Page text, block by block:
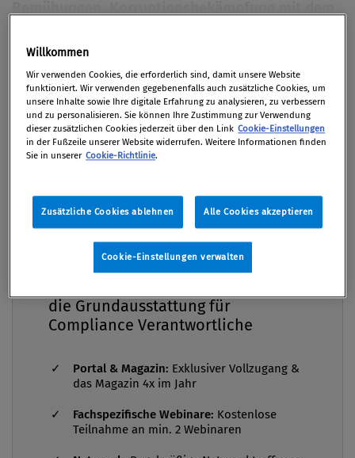
beide Themen gehören untrennbar zusammen.
VonMag. Martin Kreutner MSc
03. September 2020 / Erschienen in Compliance
Praxis 3/2020, S. 36
Der angesehene südafrikanische Richter Richard
Goldstone, erster Chefankläger des Internationalen
Straftribunals für das frühere Jugoslawien (ICTY)1
und alsdann desjenigen für Ruanda (ICTR)2 hat es
Mitte April des heurigen Jahres so formuliert: „Es
gibt wenig gesicherte Erkenntnisse über das
Coronavirus, und wir sind Richter und keine
können, ist die Tatsache, dass die Antwort auf die
eine Gel...
Compliance Praxis Premium
die Grundausstattung für
Compliance Verantwortliche
Portal & Magazin: Exklusiver Vollzugang &
das Magazin 4x im Jahr
Fachspezifische Webinare: Kostenlose
Teilnahme an min. 2 Webinaren
Willkommen
Wir verwenden Cookies, die erforderlich sind, damit unsere Website
funktioniert. Wir verwenden gegebenenfalls auch zusätzliche Cookies, um
unsere Inhalte sowie Ihre digitale Erfahrung zu analysieren, zu verbessern
und zu personalisieren. Sie können Ihre Zustimmung zur Verwendung
dieser zusätzlichen Cookies jederzeit über den Link Cookie-Einstellungen
in der Fußzeile unserer Website widerrufen. Weitere Informationen finden
Sie in unserer Cookie-Richtlinie.
Zusätzliche Cookies ablehnen Alle Cookies akzeptieren
Cookie-Einstellungen verwalten